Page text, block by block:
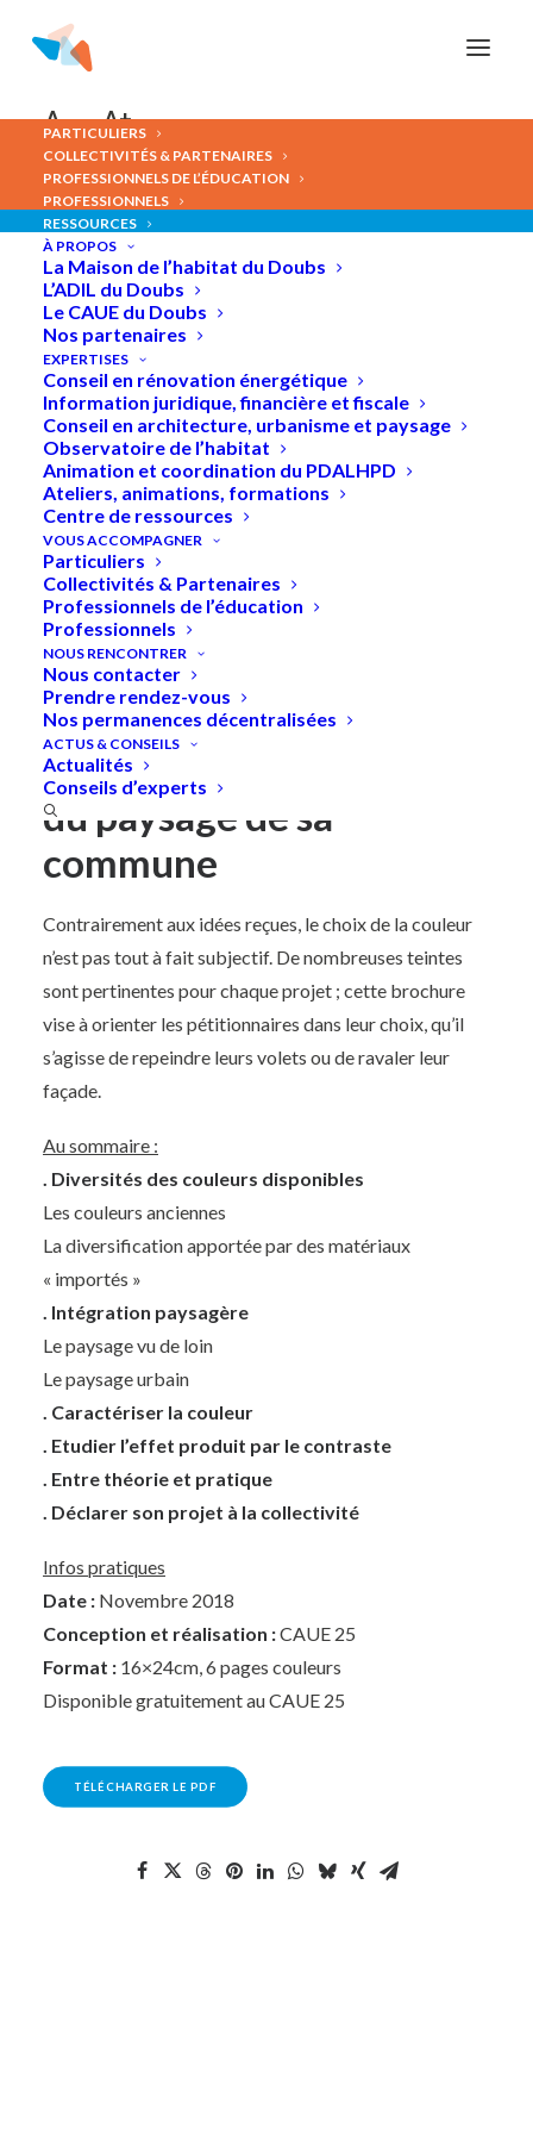
PARTICULIERS
COLLECTIVITÉS & PARTENAIRES
PROFESSIONNELS DE L’ÉDUCATION
PROFESSIONNELS
RESSOURCES
À PROPOS
La Maison de l’habitat du Doubs
L’ADIL du Doubs
Le CAUE du Doubs
Nos partenaires
EXPERTISES
Conseil en rénovation énergétique
Information juridique, financière et fiscale
Conseil en architecture, urbanisme et paysage
Observatoire de l’habitat
Animation et coordination du PDALHPD
Ateliers, animations, formations
Centre de ressources
VOUS ACCOMPAGNER
Particuliers
Collectivités & Partenaires
Professionnels de l’éducation
Professionnels
NOUS RENCONTRER
Nous contacter
Prendre rendez-vous
Nos permanences décentralisées
ACTUS & CONSEILS
Actualités
Conseils d’experts
A- A+
Couleursetfaçades
Accueil
Couleurs et façades :
participer à l’harmonie
du paysage de sa
commune
Contrairement aux idées reçues, le choix de la couleur
n’est pas tout à fait subjectif. De nombreuses teintes
sont pertinentes pour chaque projet ; cette brochure
vise à orienter les pétitionnaires dans leur choix, qu’il
s’agisse de repeindre leurs volets ou de ravaler leur
façade.
Au sommaire :
. Diversités des couleurs disponibles
Les couleurs anciennes
La diversification apportée par des matériaux
« importés »
. Intégration paysagère
Le paysage vu de loin
Le paysage urbain
. Caractériser la couleur
. Etudier l’effet produit par le contraste
. Entre théorie et pratique
. Déclarer son projet à la collectivité
Infos pratiques
Date : Novembre 2018
Conception et réalisation :CAUE 25
Format : 16×24cm, 6 pages couleurs
Disponible gratuitement au CAUE 25
TÉLÉCHARGER LE PDF